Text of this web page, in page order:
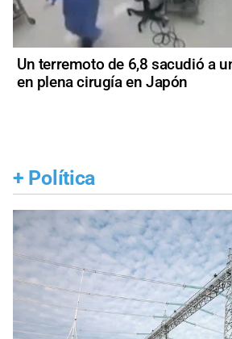
Un terremoto de 6,8 sacudió a
en plena cirugía en Japón
+ Política